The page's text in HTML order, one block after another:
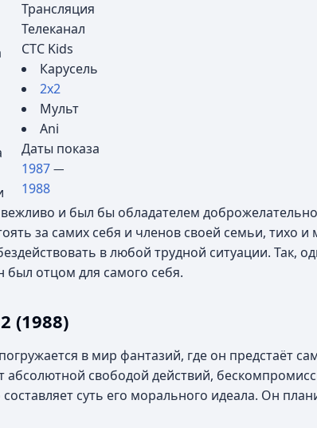
Трансляция
Телеканал
СТС Kids
Карусель
2х2
Мульт
Ani
Даты показа
1987 —
1988
и был бы обладателем
за самих себя и членов своей семьи, тихо
в любой трудной ситуации.
был отцом для самого себя.
(1988)
в мир фантазий, где он предстаёт
абсолютной свободой действий,
составляет суть его морального идеала. Он